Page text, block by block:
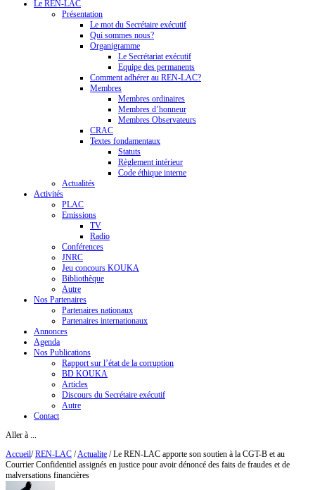
Le REN-LAC
Présentation
Le mot du Secrétaire exécutif
Qui sommes nous?
Organigramme
Le Secrétariat exécutif
Equipe des permanents
Comment adhérer au REN-LAC?
Membres
Membres ordinaires
Membres d’honneur
Membres Observateurs
CRAC
Textes fondamentaux
Statuts
Règlement intérieur
Code éthique interne
Actualités
Activités
PLAC
Emissions
TV
Radio
Conférences
JNRC
Jeu concours KOUKA
Bibliothèque
Autre
Nos Partenaires
Partenaires nationaux
Partenaires internationaux
Annonces
Agenda
Nos Publications
Rapport sur l’état de la corruption
BD KOUKA
Articles
Discours du Secrétaire exécutif
Autre
Contact
Aller à ...
Accueil/ REN-LAC /Actualite / Le REN-LAC apporte son soutien à la CGT-B et au
Courrier Confidentiel assignés en justice pour avoir dénoncé des faits de fraudes et de
malversations financières